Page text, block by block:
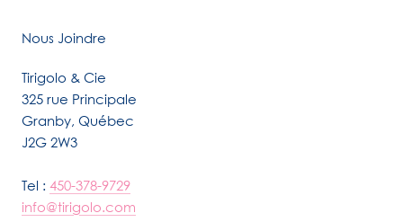
Nous Joindre
Tirigolo & Cie
325 rue Principale
Granby, Québec
J2G 2W3
Tel : 450-378-9729
info@tirigolo.com